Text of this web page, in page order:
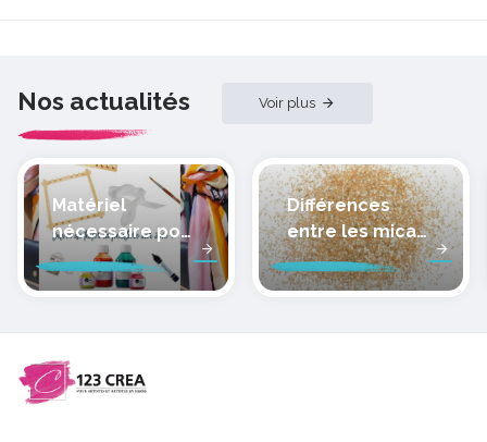
Nos actualités Voir plus
Matériel
nécessaire pour
peindre la soie
Différences
entre les micas
des pâtes
polymères